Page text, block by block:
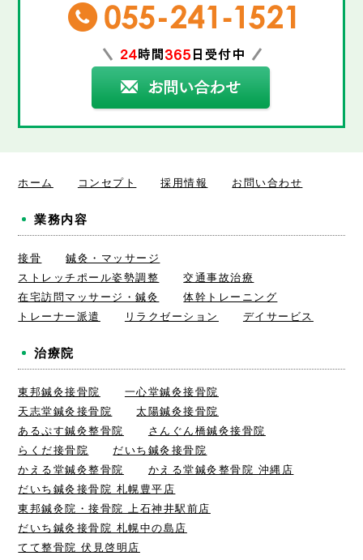
ホーム コンセプト 採用情報 お問い合わせ
業務内容
接骨
鍼灸・マッサージ
ストレッチポール姿勢調整
交通事故治療
在宅訪問マッサージ・鍼灸
体幹トレーニング
トレーナー派遣
リラクゼーション デイサービス
治療院
東邦鍼灸接骨院
一心堂鍼灸接骨院
天志堂鍼灸接骨院
太陽鍼灸接骨院
あるぷす鍼灸整骨院
さんぐん橋鍼灸接骨院
らくだ接骨院
だいち鍼灸接骨院
かえる堂鍼灸整骨院
かえる堂鍼灸整骨院 沖縄店
だいち鍼灸接骨院 札幌豊平店
東邦鍼灸院・接骨院 上石神井駅前店
だいち鍼灸接骨院 札幌中の島店
てて整骨院 伏見啓明店